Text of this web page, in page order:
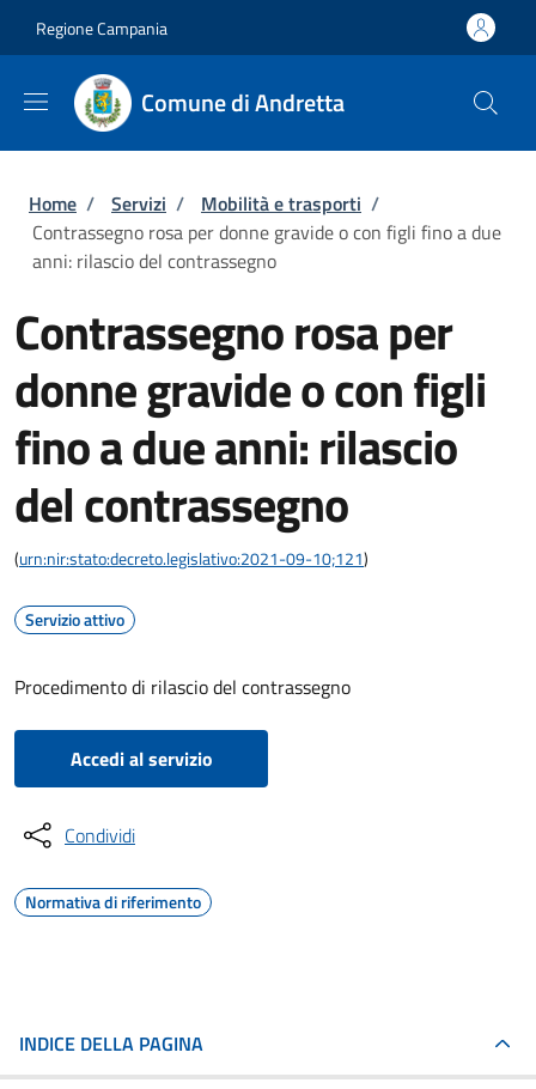
Regione Campania
Comune di Andretta
Briciole di pane
Home / Servizi / Mobilità e trasporti /
Contrassegno rosa per donne gravide o con figli fino a due
anni: rilascio del contrassegno
Contrassegno rosa per
donne gravide o con figli
fino a due anni: rilascio
del contrassegno
(urn:nir:stato:decreto.legislativo:2021-09-10;121)
Servizio attivo
Procedimento di rilascio del contrassegno
Accedi al servizio
Condividi
Normativa di riferimento
INDICE DELLA PAGINA